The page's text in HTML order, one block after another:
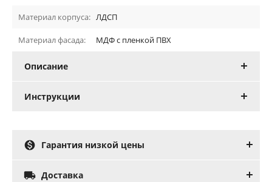
Материал корпуса: ЛДСП
Материал фасада: МДФ с пленкой ПВХ
Описание
Инструкции
 Гарантия низкой цены
 Доставка